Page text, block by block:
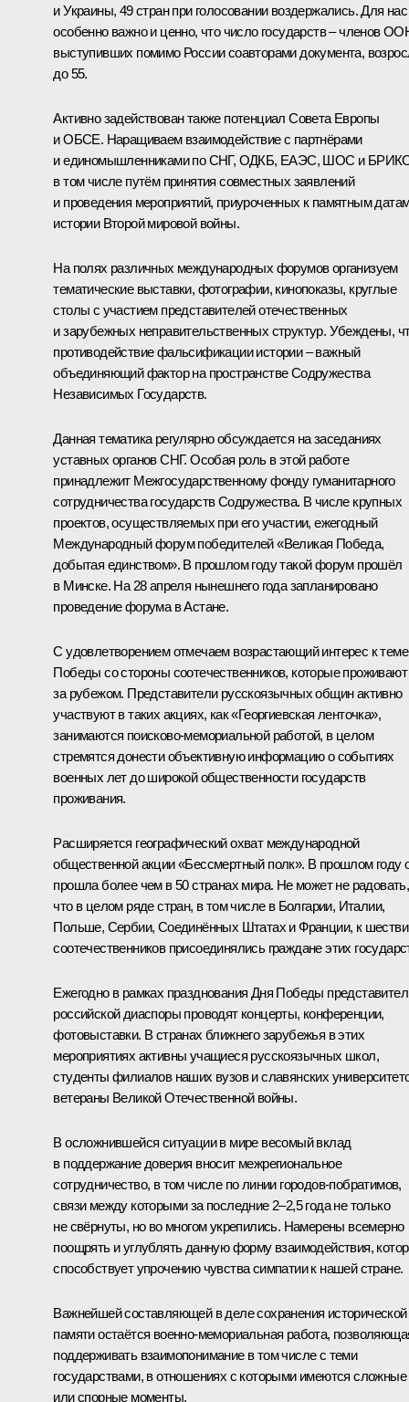
и Украины, 49 стран при голосовании воздержались. Для нас
особенно важно и ценно, что число государств – членов
выступивших помимо России соавторами документа,
до 55.
Активно задействован также потенциал Совета Европы
и ОБСЕ. Наращиваем взаимодействие с партнёрами
и единомышленниками по СНГ, ОДКБ, ЕАЭС, ШОС и
в том числе путём принятия совместных заявлений
и проведения мероприятий, приуроченных к памятным
истории Второй мировой войны.
На полях различных международных форумов организуем
тематические выставки, фотографии, кинопоказы, круглые
столы с участием представителей отечественных
и зарубежных неправительственных структур. Убеждены,
противодействие фальсификации истории – важный
объединяющий фактор на пространстве Содружества
Независимых Государств.
Данная тематика регулярно обсуждается на заседаниях
уставных органов СНГ. Особая роль в этой работе
принадлежит Межгосударственному фонду гуманитарного
сотрудничества государств Содружества. В числе крупных
проектов, осуществляемых при его участии, ежегодный
Международный форум победителей «Великая Победа,
добытая единством». В прошлом году такой форум прошёл
в Минске. На 28 апреля нынешнего года запланировано
проведение форума в Астане.
С удовлетворением отмечаем возрастающий интерес к теме
Победы со стороны соотечественников, которые проживают
за рубежом. Представители русскоязычных общин активно
участвуют в таких акциях, как «Георгиевская ленточка»,
занимаются поисково-мемориальной работой, в целом
стремятся донести объективную информацию о событиях
военных лет до широкой общественности государств
проживания.
Расширяется географический охват международной
общественной акции «Бессмертный полк». В прошлом году
прошла более чем в 50 странах мира. Не может не радовать,
что в целом ряде стран, в том числе в Болгарии, Италии,
Польше, Сербии, Соединённых Штатах и Франции, к
соотечественников присоединялись граждане этих
Ежегодно в рамках празднования Дня Победы
российской диаспоры проводят концерты, конференции,
фотовыставки. В странах ближнего зарубежья в этих
мероприятиях активны учащиеся русскоязычных школ,
студенты филиалов наших вузов и славянских
ветераны Великой Отечественной войны.
В осложнившейся ситуации в мире весомый вклад
в поддержание доверия вносит межрегиональное
сотрудничество, в том числе по линии городов-побратимов,
связи между которыми за последние 2–2,5 года не только
не свёрнуты, но во многом укрепились. Намерены всемерно
поощрять и углублять данную форму взаимодействия,
способствует упрочению чувства симпатии к нашей стране.
Важнейшей составляющей в деле сохранения исторической
памяти остаётся военно-мемориальная работа,
поддерживать взаимопонимание в том числе с теми
государствами, в отношениях с которыми имеются сложные
или спорные моменты.